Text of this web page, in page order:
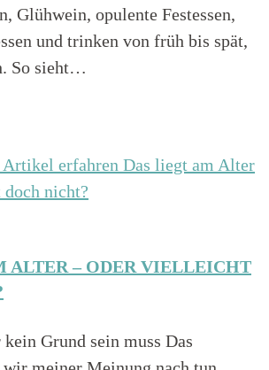
Glühwein, opulente Festessen,
und trinken von früh bis spät,
So sieht…
ALTER – ODER VIELLEICHT
Grund sein muss Das